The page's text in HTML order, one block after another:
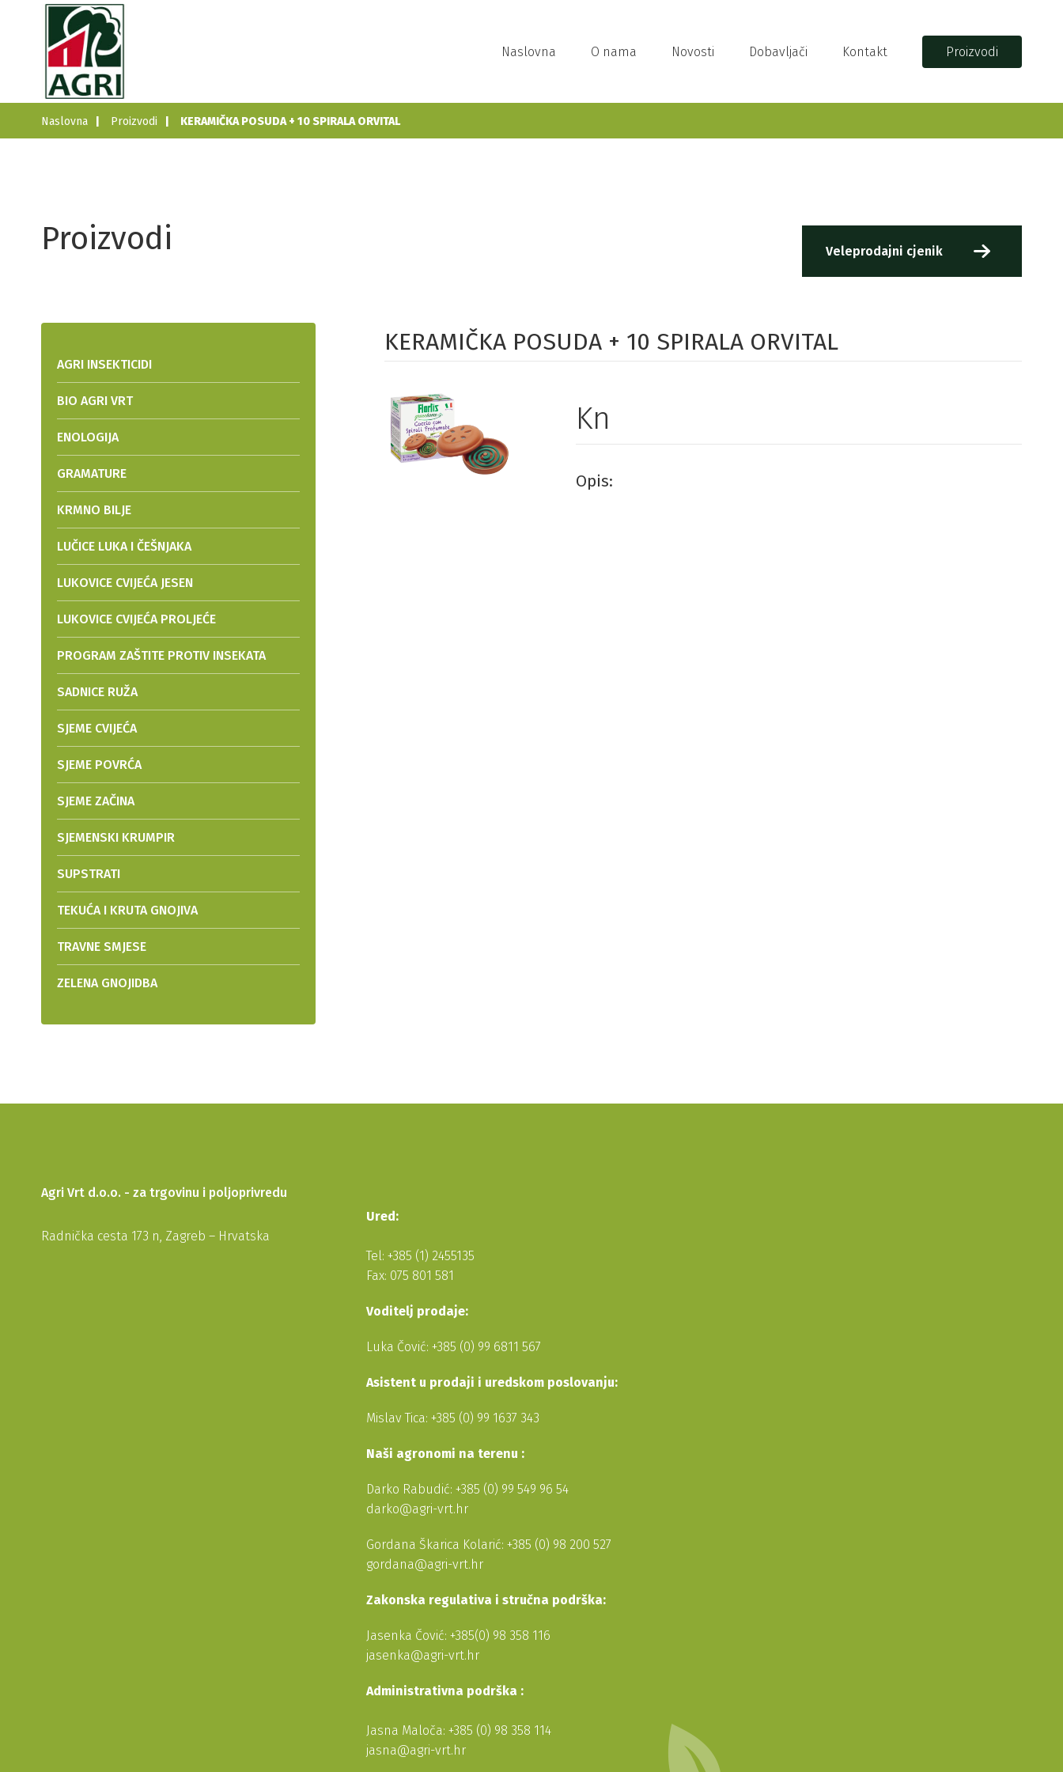
Naslovna O nama Novosti Dobavljači Kontakt Proizvodi
Naslovna Proizvodi KERAMIČKA POSUDA + 10 SPIRALA ORVITAL
Proizvodi Veleprodajni cjenik
AGRI INSEKTICIDI
BIO AGRI VRT
ENOLOGIJA
GRAMATURE
KRMNO BILJE
LUČICE LUKA I ČEŠNJAKA
LUKOVICE CVIJEĆA JESEN
LUKOVICE CVIJEĆA PROLJEĆE
PROGRAM ZAŠTITE PROTIV INSEKATA
SADNICE RUŽA
SJEME CVIJEĆA
SJEME POVRĆA
SJEME ZAČINA
SJEMENSKI KRUMPIR
SUPSTRATI
TEKUĆA I KRUTA GNOJIVA
TRAVNE SMJESE
ZELENA GNOJIDBA
KERAMIČKA POSUDA + 10 SPIRALA ORVITAL
Kn
Opis:
Agri Vrt d.o.o. - za trgovinu i poljoprivredu
Radnička cesta 173 n, Zagreb – Hrvatska
Ured:
Tel: +385 (1) 2455135
Fax: 075 801 581
Voditelj prodaje:
Luka Čović: +385 (0) 99 6811 567
Asistent u prodaji i uredskom poslovanju:
Mislav Tica: +385 (0) 99 1637 343
Naši agronomi na terenu :
Darko Rabudić: +385 (0) 99 549 96 54
darko@agri-vrt.hr
Gordana Škarica Kolarić: +385 (0) 98 200 527
gordana@agri-vrt.hr
Zakonska regulativa i stručna podrška:
Jasenka Čović: +385(0) 98 358 116
jasenka@agri-vrt.hr
Administrativna podrška :
Jasna Maloča: +385 (0) 98 358 114
jasna@agri-vrt.hr